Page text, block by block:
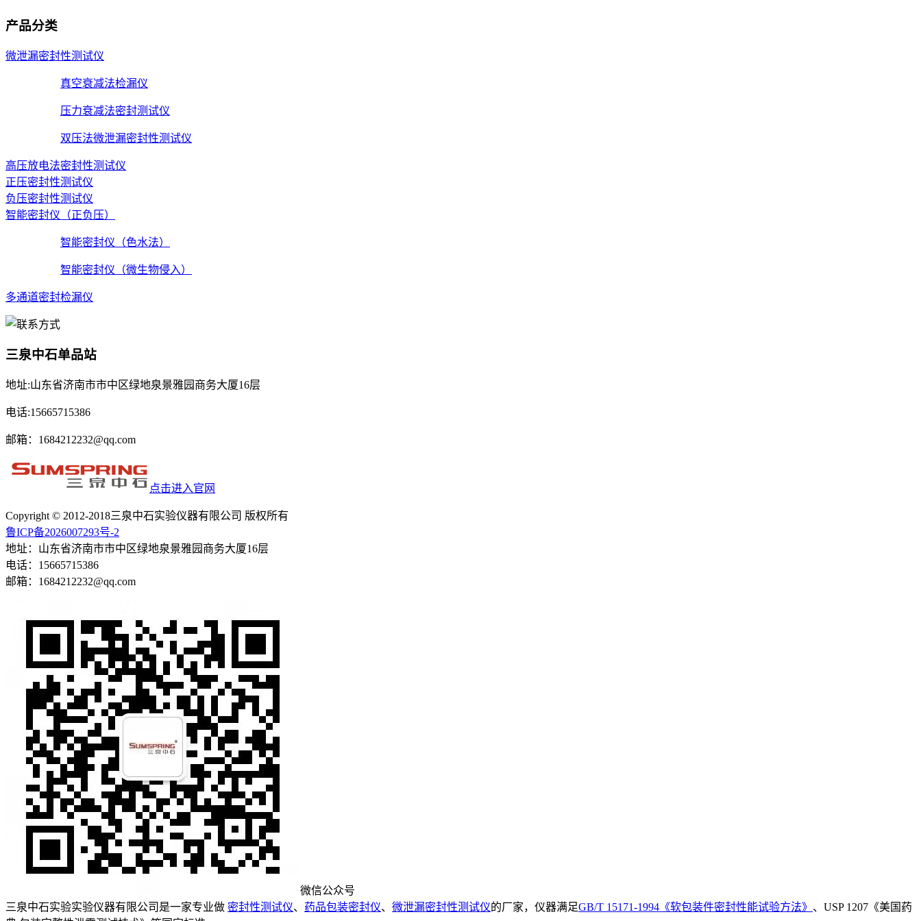
产品分类
微泄漏密封性测试仪
真空衰减法检漏仪
压力衰减法密封测试仪
双压法微泄漏密封性测试仪
高压放电法密封性测试仪
正压密封性测试仪
负压密封性测试仪
智能密封仪（正负压）
智能密封仪（色水法）
智能密封仪（微生物侵入）
多通道密封检漏仪
三泉中石单品站
地址:山东省济南市市中区绿地泉景雅园商务大厦16层
电话:15665715386
邮箱：1684212232@qq.com
点击进入官网
Copyright © 2012-2018三泉中石实验仪器有限公司 版权所有
鲁ICP备2026007293号-2
地址：山东省济南市市中区绿地泉景雅园商务大厦16层
电话：15665715386
邮箱：1684212232@qq.com
微信公众号
三泉中石实验实验仪器有限公司是一家专业做 密封性测试仪、 药品包装密封仪、 微泄漏密封性测试仪的厂家，仪器满足GB/T 15171-1994《软包装件密封性能试验方法》 、USP 1207《美国药